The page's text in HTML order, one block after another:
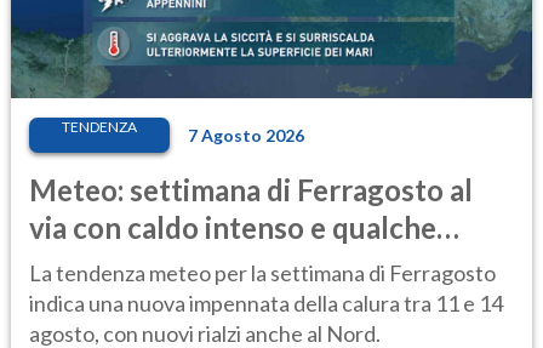
TENDENZA 7 Agosto 2026
Meteo: settimana di Ferragosto al
via con caldo intenso e qualche
temporale
La tendenza meteo per la settimana di Ferragosto
indica una nuova impennata della calura tra 11 e 14
agosto, con nuovi rialzi anche al Nord.